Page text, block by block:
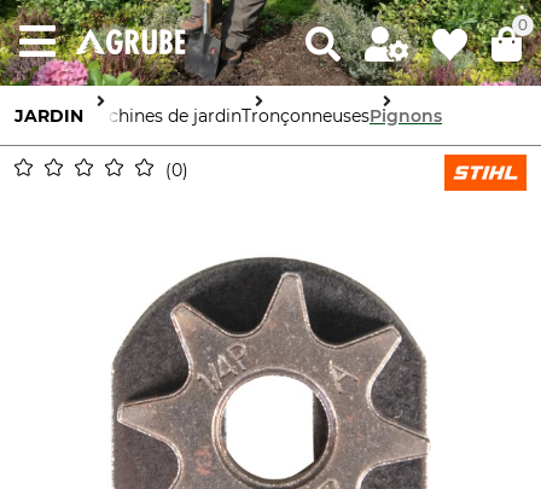
0
JARDIN Machines de jardinTronçonneusesPignons
0